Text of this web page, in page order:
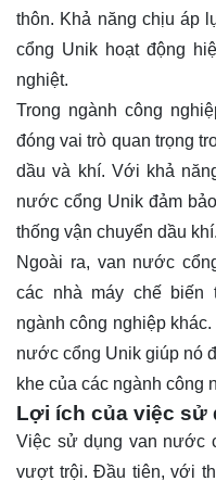
thôn. Khả năng chịu áp
cổng Unik hoạt động
nghiệt.
Trong ngành công
đóng vai trò quan trọng
dầu và khí. Với khả
nước cổng Unik đảm
thống vận chuyển dầu khí.
Ngoài ra, van nước
các nhà máy chế biến
ngành công nghiệp
nước cổng Unik giúp nó
khe của các ngành công
Lợi ích của việc sử
Việc sử dụng van nước
vượt trội. Đầu tiên, với